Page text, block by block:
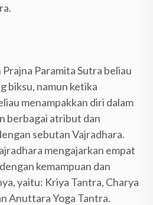
Paramita Sutra beliau
biksu, namun ketika
menampakkan diri dalam
berbagai atribut dan
sebutan Vajradhara.
mengajarkan empat
kemampuan dan
yaitu: Kriya Tantra, Charya
Anuttara Yoga Tantra.